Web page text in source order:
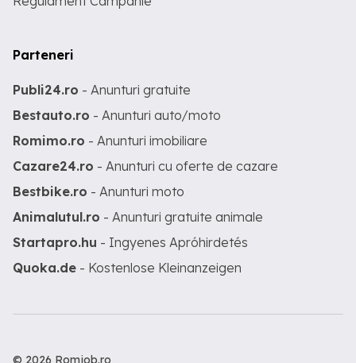
Parteneri
Publi24.ro - Anunturi gratuite
Bestauto.ro - Anunturi auto/moto
Romimo.ro - Anunturi imobiliare
Cazare24.ro - Anunturi cu oferte de cazare
Bestbike.ro - Anunturi moto
Animalutul.ro - Anunturi gratuite animale
Startapro.hu - Ingyenes Apróhirdetés
Quoka.de - Kostenlose Kleinanzeigen
© 2026 Romjob.ro